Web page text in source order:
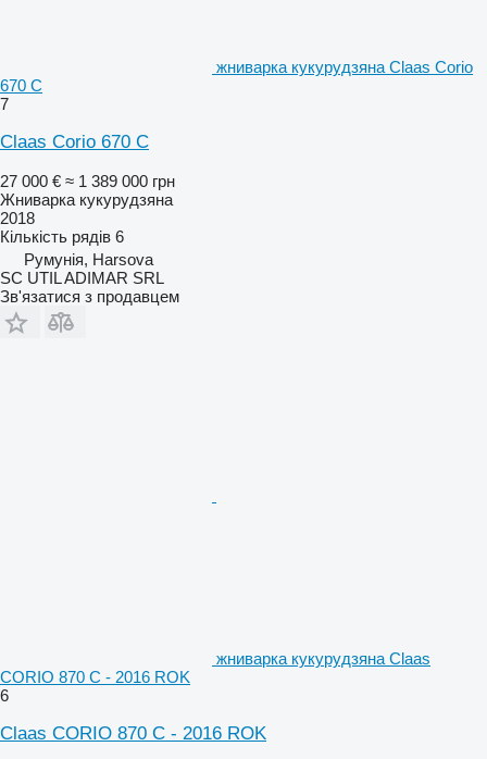
жниварка кукурудзяна Claas Corio
670 C
7
Claas Corio 670 C
27 000 € ≈ 1 389 000 грн
Жниварка кукурудзяна
2018
Кількість рядів 6
Румунія, Harsova
SC UTIL ADIMAR SRL
Зв'язатися з продавцем
жниварка кукурудзяна Claas
CORIO 870 C - 2016 ROK
6
Claas CORIO 870 C - 2016 ROK